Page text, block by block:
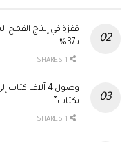
بـ37%
وصول 4 آلاف
بكتاب”